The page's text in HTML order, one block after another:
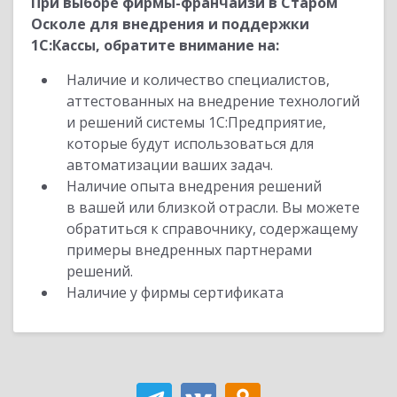
Осколе для внедрения и поддержки
1С:Кассы, обратите внимание на:
Наличие и количество специалистов,
аттестованных на внедрение технологий
и решений системы 1С:Предприятие,
которые будут использоваться для
автоматизации ваших задач.
Наличие опыта внедрения решений
в вашей или близкой отрасли. Вы можете
обратиться к справочнику, содержащему
примеры внедренных партнерами
решений.
Наличие у фирмы сертификата